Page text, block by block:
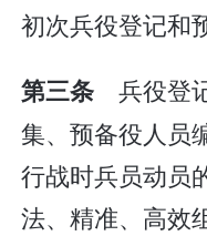
初次兵役登记和
第三条兵役登
集、预备役人员
行战时兵员动员
法、精准、高效